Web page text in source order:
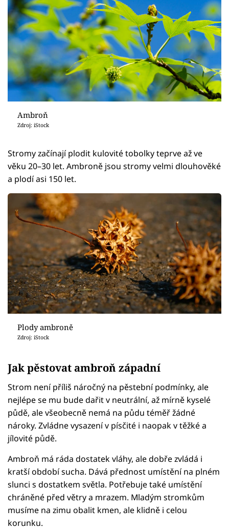
Ambroň
Zdroj: iStock
Stromy začínají plodit kulovité tobolky teprve až ve
věku 20–30 let. Ambroně jsou stromy velmi dlouhověké
a plodí asi 150 let.
Plody ambroně
Zdroj: iStock
Jak pěstovat ambroň západní
Strom není příliš náročný na pěstební podmínky, ale
nejlépe se mu bude dařit v neutrální, až mírně kyselé
půdě, ale všeobecně nemá na půdu téměř žádné
nároky. Zvládne vysazení v písčité i naopak v těžké a
jílovité půdě.
Ambroň má ráda dostatek vláhy, ale dobře zvládá i
kratší období sucha. Dává přednost umístění na plném
slunci s dostatkem světla. Potřebuje také umístění
chráněné před větry a mrazem. Mladým stromkům
musíme na zimu obalit kmen, ale klidně i celou
korunku.